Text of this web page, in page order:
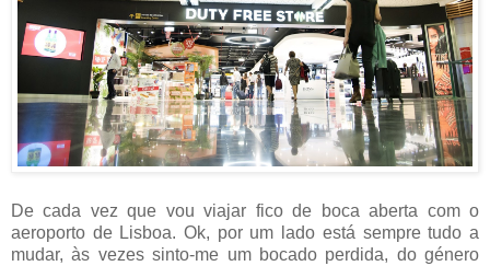
De cada vez que vou viajar fico de boca aberta com o
aeroporto de Lisboa. Ok, por um lado está sempre tudo a
mudar, às vezes sinto-me um bocado perdida, do género